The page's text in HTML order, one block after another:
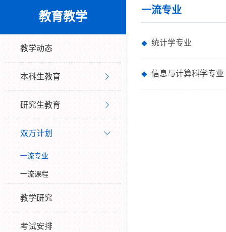
教育教学
教学动态
本科生教育
研究生教育
双万计划
一流专业
一流课程
教学研究
考试安排
一流专业
统计学专业
信息与计算科学专业